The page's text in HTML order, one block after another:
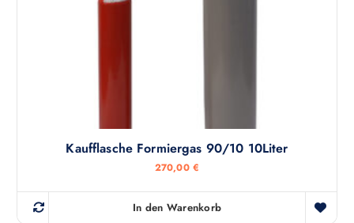
Kaufflasche Formiergas 90/10 10Liter
270,00 €
In den Warenkorb